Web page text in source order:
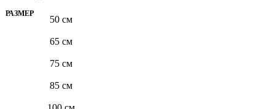
РАЗМЕР
50 см
65 см
75 см
85 см